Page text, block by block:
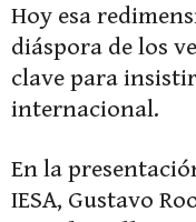
Hoy esa
diáspora de los
clave para
internacional.
En la
IESA, Gustavo